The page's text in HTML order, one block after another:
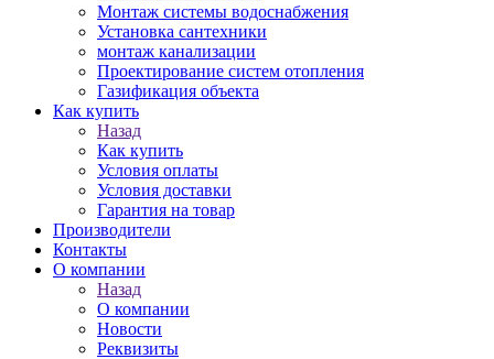
Монтаж системы водоснабжения
Установка сантехники
монтаж канализации
Проектирование систем отопления
Газификация объекта
Как купить
Назад
Как купить
Условия оплаты
Условия доставки
Гарантия на товар
Производители
Контакты
О компании
Назад
О компании
Новости
Реквизиты